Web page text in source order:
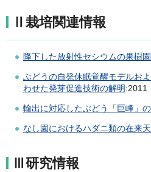
Ⅱ栽培関連情報
降下した放射性セシウムの果樹
ぶどうの自発休眠覚醒モデルお
わせた発芽促進技術の解明:2011
輸出に対応したぶどう「巨峰」
なし園におけるハダニ類の在来
Ⅲ研究情報